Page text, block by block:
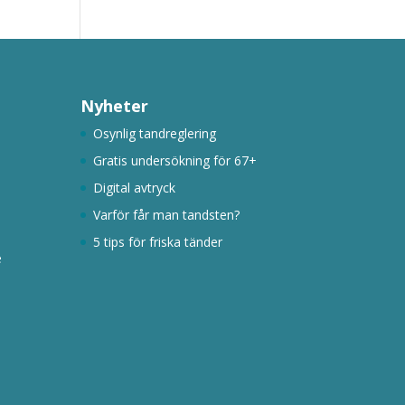
Nyheter
Osynlig tandreglering
Gratis undersökning för 67+
Digital avtryck
Varför får man tandsten?
5 tips för friska tänder